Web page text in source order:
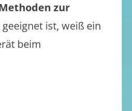
zur
ist, weiß ein
beim